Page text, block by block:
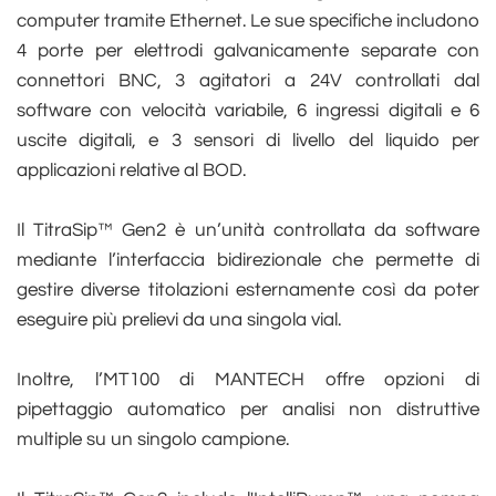
computer tramite Ethernet. Le sue specifiche includono
4 porte per elettrodi galvanicamente separate con
connettori BNC, 3 agitatori a 24V controllati dal
software con velocità variabile, 6 ingressi digitali e 6
uscite digitali, e 3 sensori di livello del liquido per
applicazioni relative al BOD.
Il TitraSip™ Gen2 è un’unità controllata da software
mediante l’interfaccia bidirezionale che permette di
gestire diverse titolazioni esternamente così da poter
eseguire più prelievi da una singola vial.
Inoltre, l’MT100 di MANTECH offre opzioni di
pipettaggio automatico per analisi non distruttive
multiple su un singolo campione.